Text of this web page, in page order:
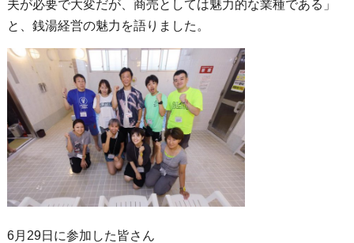
夫が必要で大変だが、商売としては魅力的な業種である」
と、銭湯経営の魅力を語りました。
6月29日に参加した皆さん